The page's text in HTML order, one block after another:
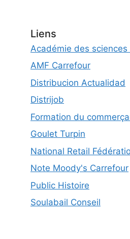
Liens
Académie des sciences
AMF Carrefour
Distribucion Actualidad
Distrijob
Formation du
Goulet Turpin
National Retail
Note Moody's Carrefour
Public Histoire
Soulabail Conseil